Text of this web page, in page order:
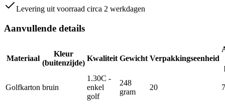
Levering uit voorraad circa 2 werkdagen
Aanvullende details
Materiaal
Kleur
(buitenzijde)
Kwaliteit Gewicht Verpakkingseenheid
Golfkarton bruin
1.30C -
enkel
golf
248
gram
20